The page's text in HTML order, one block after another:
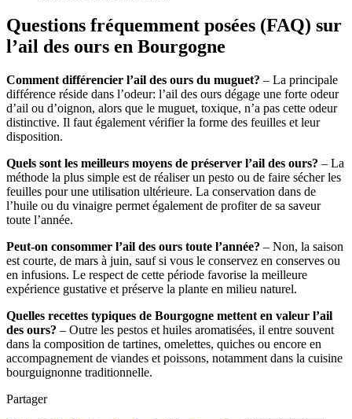
Questions fréquemment posées (FAQ) sur
l’ail des ours en Bourgogne
Comment différencier l’ail des ours du muguet? – La principale
différence réside dans l’odeur: l’ail des ours dégage une forte odeur
d’ail ou d’oignon, alors que le muguet, toxique, n’a pas cette odeur
distinctive. Il faut également vérifier la forme des feuilles et leur
disposition.
Quels sont les meilleurs moyens de préserver l’ail des ours? – La
méthode la plus simple est de réaliser un pesto ou de faire sécher les
feuilles pour une utilisation ultérieure. La conservation dans de
l’huile ou du vinaigre permet également de profiter de sa saveur
toute l’année.
Peut-on consommer l’ail des ours toute l’année? – Non, la saison
est courte, de mars à juin, sauf si vous le conservez en conserves ou
en infusions. Le respect de cette période favorise la meilleure
expérience gustative et préserve la plante en milieu naturel.
Quelles recettes typiques de Bourgogne mettent en valeur l’ail
des ours? – Outre les pestos et huiles aromatisées, il entre souvent
dans la composition de tartines, omelettes, quiches ou encore en
accompagnement de viandes et poissons, notamment dans la cuisine
bourguignonne traditionnelle.
Partager